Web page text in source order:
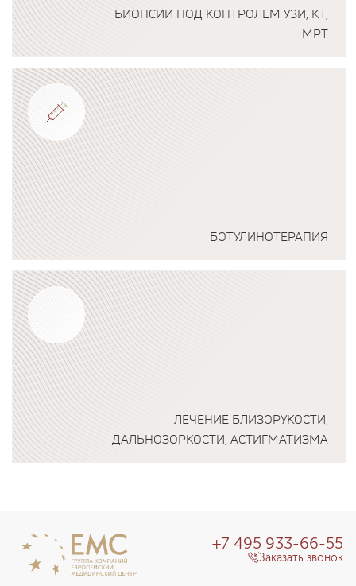
БИОПСИИ ПОД КОНТРОЛЕМ УЗИ, КТ,
МРТ
Подробнее о программе
БОТУЛИНОТЕРАПИЯ
Подробнее о программе
ЛЕЧЕНИЕ БЛИЗОРУКОСТИ,
ДАЛЬНОЗОРКОСТИ, АСТИГМАТИЗМА
+7 495 933-66-55
Заказать звонок